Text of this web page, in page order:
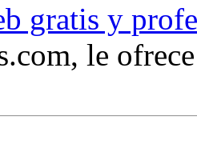
gratis y
le